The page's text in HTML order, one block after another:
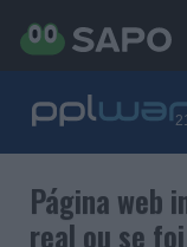
Página web
real ou se